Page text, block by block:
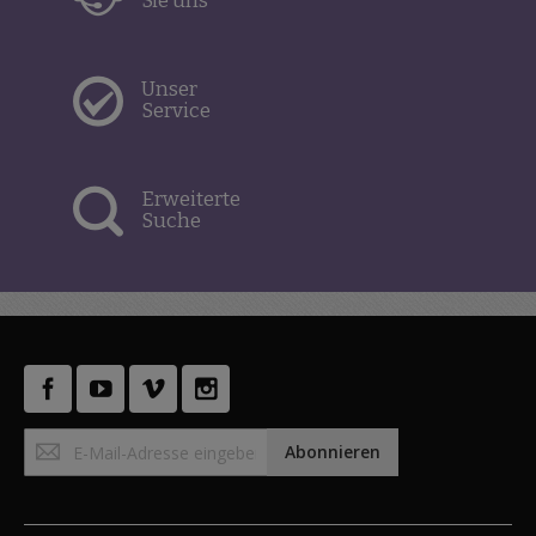
Unser
Service
Erweiterte
Suche
Anmeldung
zum
Abonnieren